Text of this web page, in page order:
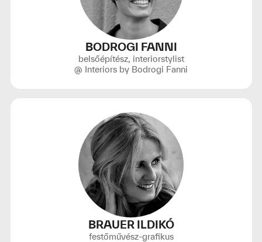
BODROGI FANNI
belsőépítész, interiorstylist
@ Interiors by Bodrogi Fanni
BRAUER ILDIKÓ
festőművész-grafikus